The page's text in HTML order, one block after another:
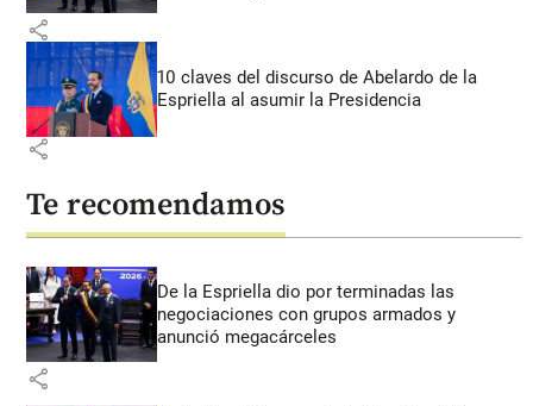
share
10 claves del discurso de Abelardo de la
Espriella al asumir la Presidencia
share
Te recomendamos
De la Espriella dio por terminadas las
negociaciones con grupos armados y
anunció megacárceles
share